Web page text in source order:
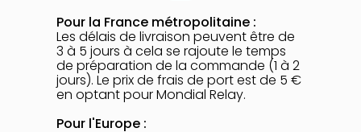
Pour la France métropolitaine :
Les délais de livraison peuvent être de
3 à 5 jours à cela se rajoute le temps
de préparation de la commande (1 à 2
jours). Le prix de frais de port est de 5 €
en optant pour Mondial Relay.
Pour l'Europe :